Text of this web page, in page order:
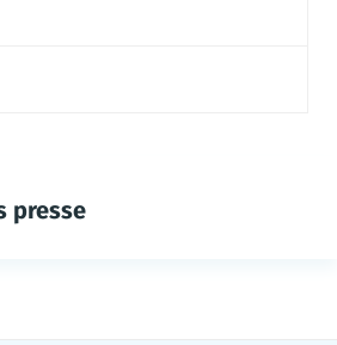
presse